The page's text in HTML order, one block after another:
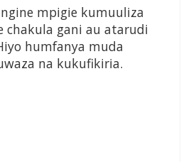
mpigie kumuuliza
chakula gani au atarudi
humfanya muda
na kukufikiria.